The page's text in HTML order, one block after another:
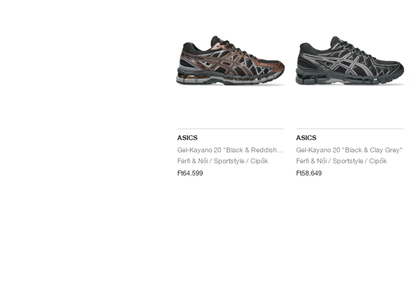
ASICS
Gel-Kayano 20 "Black & Reddish Brown"
Férfi & Női / Sportstyle / Cipők
Ft64.599
ASICS
Gel-Kayano 20 "Black & Clay Grey"
Férfi & Női / Sportstyle / Cipők
Ft58.649